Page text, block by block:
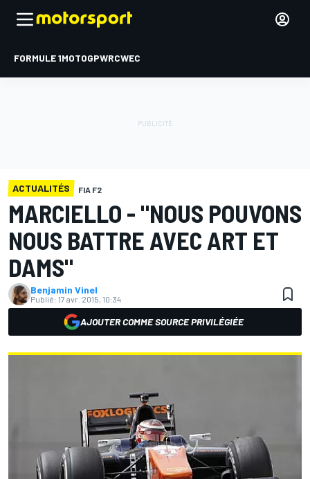
FORMULE 1MOTOGPWRCWEC
ACTUALITÉS FIA F2
MARCIELLO - "NOUS POUVONS
NOUS BATTRE AVEC ART ET
DAMS"
Benjamin Vinel
Publié: 17 avr. 2015, 10:34
AJOUTER COMME SOURCE PRIVILÉGIÉE